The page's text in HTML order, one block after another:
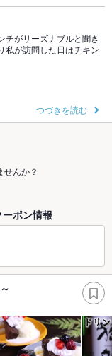
がリーズナブルと聞き
が訪問した日はチキン
つづきを読む
せんか？
ポン情報